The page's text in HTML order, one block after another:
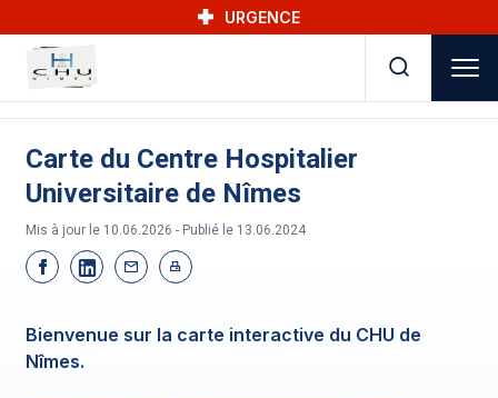
URGENCE
Carte du Centre Hospitalier
Universitaire de Nîmes
Mis à jour le 10.06.2026 - Publié le 13.06.2024
Bienvenue sur la carte interactive du CHU de
Nîmes.